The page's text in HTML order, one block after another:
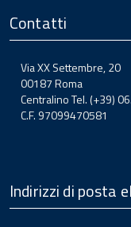
Contatti
Via XX Settembre, 20
00187 Roma
Centralino Tel. (+39)
C.F. 97099470581
Indirizzi di posta